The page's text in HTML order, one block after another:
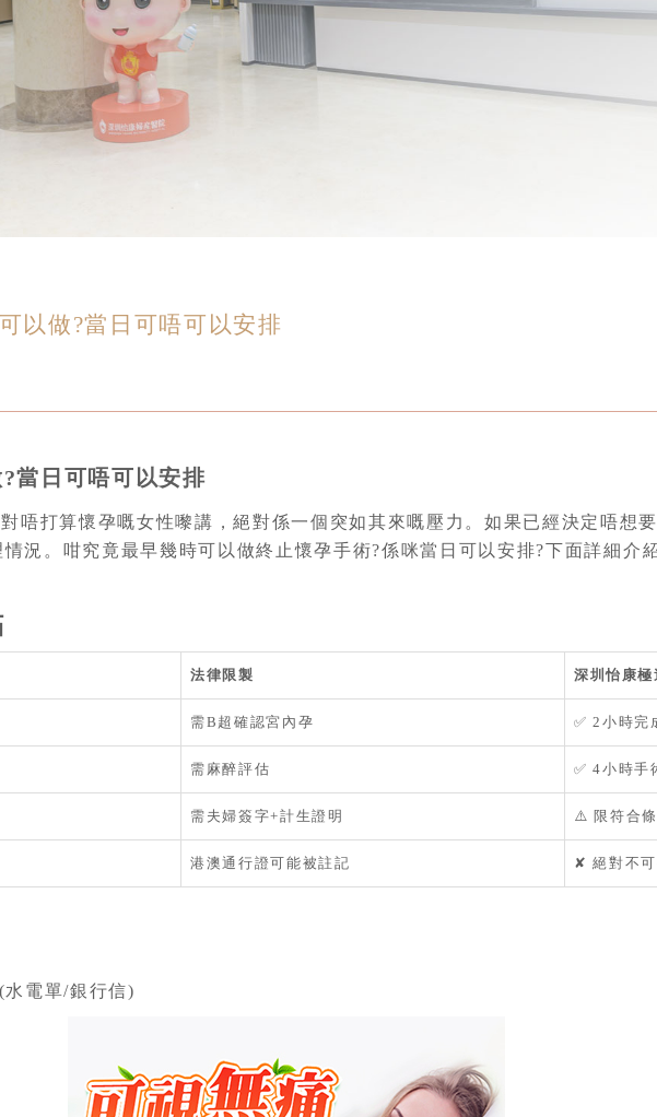
以做?當日可唔可以安排
當日可唔可以安排
唔打算懷孕嘅女性嚟講，絕對係一個突如其來嘅壓力。如果已經決定唔想
況。咁究竟最早幾時可以做終止懷孕手術?係咪當日可以安排?下面詳細介
法律限製 深圳怡康極
需B超確認宮內孕 ✅ 2小時完
需麻醉評估 ✅ 4小時手
需夫婦簽字+計生證明 ⚠️ 限符合
港澳通行證可能被註記 ✘ 絕對不
水電單/銀行信)